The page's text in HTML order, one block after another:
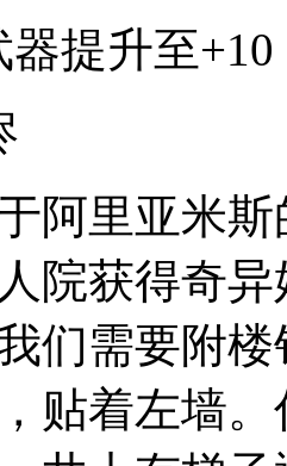
提升至+10
阿里亚米
院获得奇
们需要附
贴着左墙